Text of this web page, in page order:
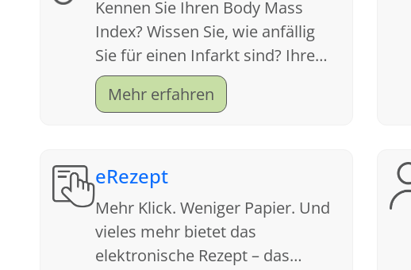
Kennen Sie Ihren Body Mass
Index? Wissen Sie, wie anfällig
Sie für einen Infarkt sind? Ihre
Apotheke ist ein Servicecenter
für Gesundheit. Schauen Sie sich
Mehr erfahren
eRezept
Mehr Klick. Weniger Papier. Und
vieles mehr bietet das
elektronische Rezept – das